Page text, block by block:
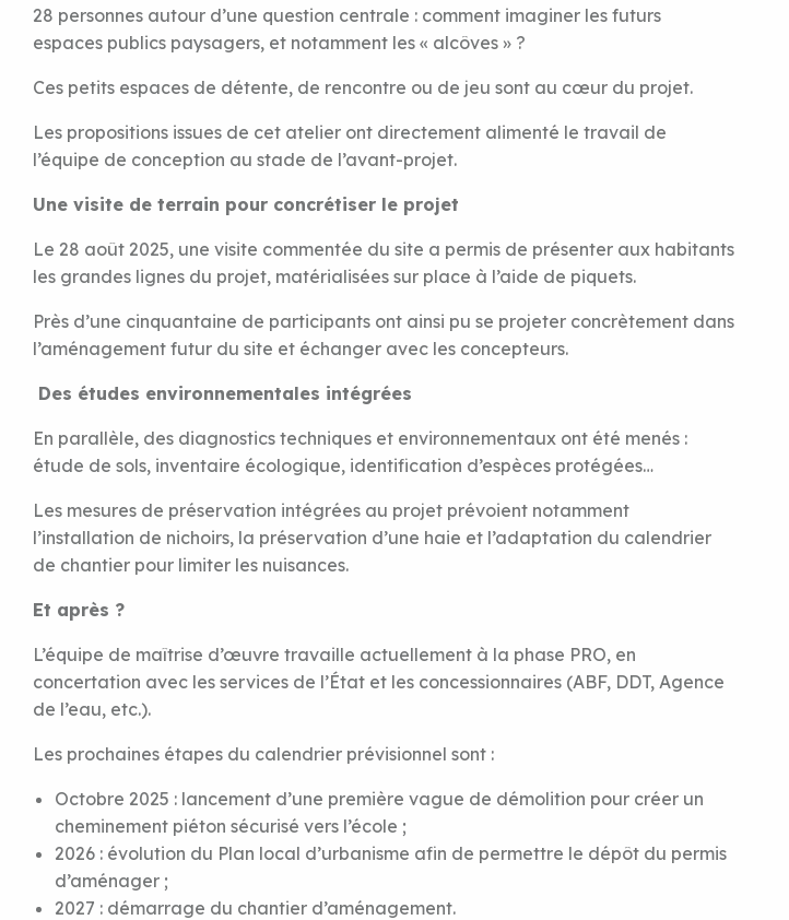
28 personnes autour d’une question centrale : comment imaginer les futurs
espaces publics paysagers, et notamment les « alcôves » ?
Ces petits espaces de détente, de rencontre ou de jeu sont au cœur du projet.
Les propositions issues de cet atelier ont directement alimenté le travail de
l’équipe de conception au stade de l’avant-projet.
Une visite de terrain pour concrétiser le projet
Le 28 août 2025, une visite commentée du site a permis de présenter aux habitants
les grandes lignes du projet, matérialisées sur place à l’aide de piquets.
Près d’une cinquantaine de participants ont ainsi pu se projeter concrètement dans
l’aménagement futur du site et échanger avec les concepteurs.
Des études environnementales intégrées
En parallèle, des diagnostics techniques et environnementaux ont été menés :
étude de sols, inventaire écologique, identification d’espèces protégées…
Les mesures de préservation intégrées au projet prévoient notamment
l’installation de nichoirs, la préservation d’une haie et l’adaptation du calendrier
de chantier pour limiter les nuisances.
Et après ?
L’équipe de maîtrise d’œuvre travaille actuellement à la phase PRO, en
concertation avec les services de l’État et les concessionnaires (ABF, DDT, Agence
de l’eau, etc.).
Les prochaines étapes du calendrier prévisionnel sont :
Octobre 2025 : lancement d’une première vague de démolition pour créer un
cheminement piéton sécurisé vers l’école ;
2026 : évolution du Plan local d’urbanisme afin de permettre le dépôt du permis
d’aménager ;
2027 : démarrage du chantier d’aménagement.